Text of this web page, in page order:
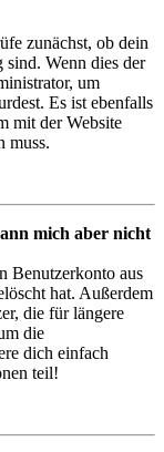
zunächst, ob dein
sind. Wenn dies der
um
Es ist ebenfalls
mit der Website
muss.
mich aber nicht
Benutzerkonto aus
hat. Außerdem
die für längere
die
dich einfach
teil!